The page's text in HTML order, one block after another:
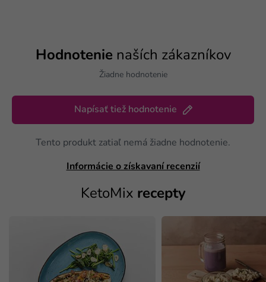
Hodnotenie naších zákazníkov
Žiadne hodnotenie
Napísať tiež hodnotenie
Tento produkt zatiaľ nemá žiadne hodnotenie.
Informácie o získavaní recenzií
KetoMix recepty